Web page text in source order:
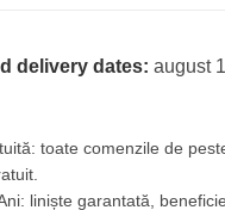
delivery dates: august
toate comenzile de
liniște garantată,